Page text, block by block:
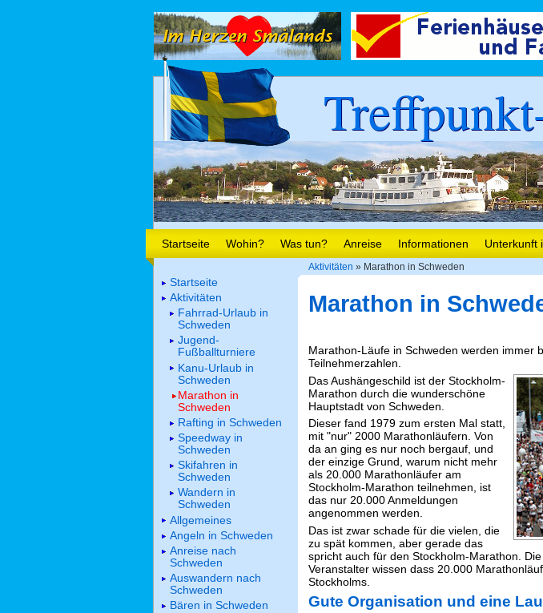
Startseite Wohin? Was tun? Anreise Informationen Unterkunft
Aktivitäten » Marathon in Schweden
Marathon in
Marathon-Läufe in Schweden werden immer
Teilnehmerzahlen.
Das Aushängeschild ist der Stockholm-
Marathon durch die wunderschöne
Hauptstadt von Schweden.
Dieser fand 1979 zum ersten Mal statt,
mit "nur" 2000 Marathonläufern. Von
da an ging es nur noch bergauf, und
der einzige Grund, warum nicht mehr
als 20.000 Marathonläufer am
Stockholm-Marathon teilnehmen, ist
das nur 20.000 Anmeldungen
angenommen werden.
Das ist zwar schade für die vielen, die
zu spät kommen, aber gerade das
spricht auch für den Stockholm-Marathon.
Veranstalter wissen dass 20.000
Stockholms.
Gute Organisation und eine
Startseite
Aktivitäten
Fahrrad-Urlaub in
Schweden
Jugend-
Fußballturniere
Kanu-Urlaub in
Schweden
Marathon in
Schweden
Rafting in Schweden
Speedway in
Schweden
Skifahren in
Schweden
Wandern in
Schweden
Allgemeines
Angeln in Schweden
Anreise nach
Schweden
Auswandern nach
Schweden
Bären in Schweden